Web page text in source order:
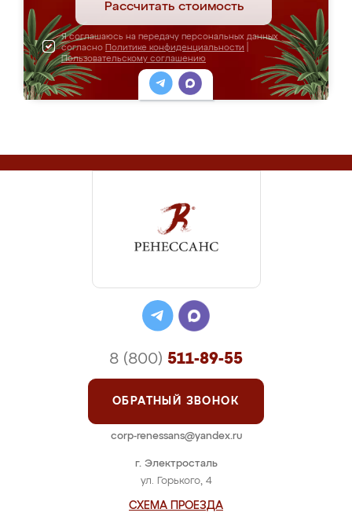
Рассчитать стоимость
Я соглашаюсь на передачу персональных данных
согласно Политике конфиденциальности
Пользовательскому соглашению
г. Электросталь
ул. Горького, 4
СХЕМА ПРОЕЗДА
8 (800) 511-89-55
ОБРАТНЫЙ ЗВОНОК
corp-renessans@yandex.ru